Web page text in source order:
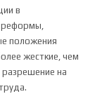
в
реформы,
положения
жесткие, чем
на